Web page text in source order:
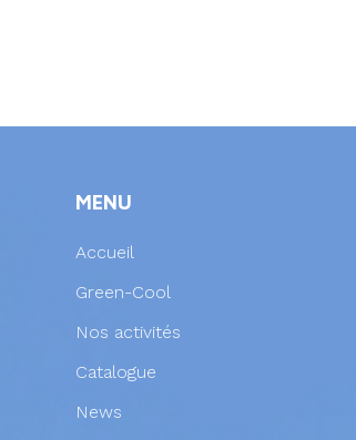
MENU
Accueil
Green-Cool
Nos activités
Catalogue
News